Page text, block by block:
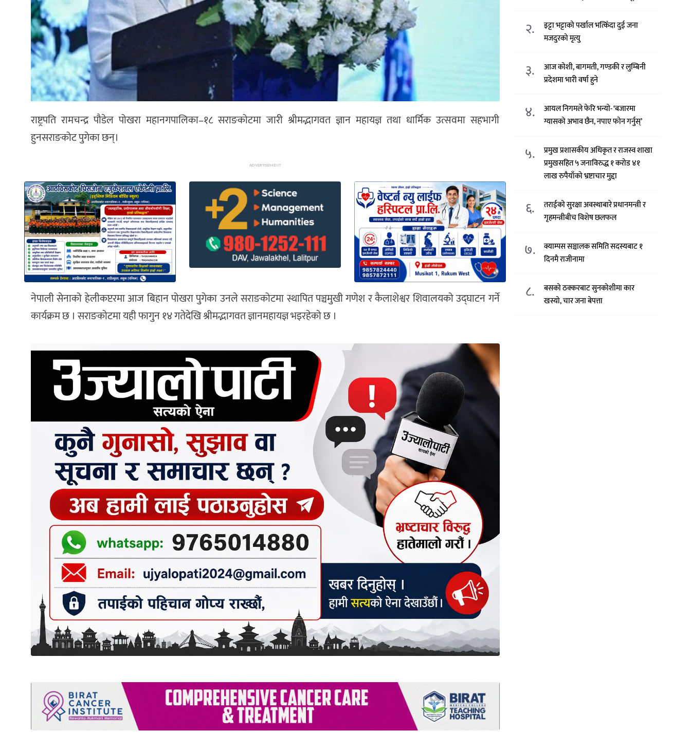
राष्ट्रपति रामचन्द्र पौडेल पोखरा महानगपालिका–१८ सराङकोटमा जारी श्रीमद्भागवत ज्ञान महायज्ञ तथा धार्मिक उत्सवमा सहभागी
हुनसराङकोट पुगेका छन्।
ADVERTISEMENT
नेपाली सेनाको हेलीकप्टरमा आज बिहान पोखरा पुगेका उनले सराङकोटमा स्थापित पञ्चमुखी गणेश र कैलाशेश्वर शिवालयको उद्घाटन गर्ने
कार्यक्रम छ । सराङकोटमा यही फागुन १४ गतेदेखि श्रीमद्भागवत ज्ञानमहायज्ञ भइरहेको छ ।
२.
इट्टा भट्टाको पर्खाल भत्किँदा दुई जना
मजदुरको मृत्यु
३.
आज कोशी, बागमती, गण्डकी र लुम्बिनी
प्रदेशमा भारी वर्षा हुने
४.
आयल निगमले फेरि भन्याे- ‘बजारमा
ग्यासको अभाव छैन, नपाए फोन गर्नुस्’
५.
प्रमुख प्रशासकीय अधिकृत र राजस्व शाखा
प्रमुखसहित ५ जनाविरुद्ध १ करोड ४१
लाख रुपैयाँको भ्रष्टाचार मुद्दा
६.
तराईको सुरक्षा अवस्थाबारे प्रधानमन्त्री र
गृहमन्त्रीबीच विशेष छलफल
७.
क्याम्पस सञ्चालक समिति सदस्यबाट १
दिनमै राजीनामा
८.
बसको ठक्करबाट सुनकोशीमा कार
खस्यो, चार जना बेपत्ता